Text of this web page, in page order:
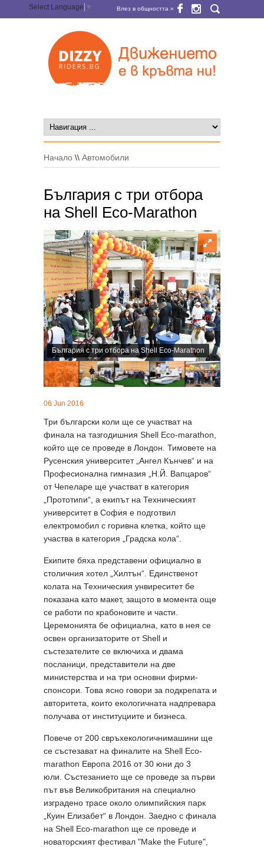
Select Language ▼ Влез в общността »
Начало \\ Автомобили
България с три отбора
на Shell Eco-Marathon
България с три отбора на Shell Eco-Marathon
06 Jun 2016
Три български коли ще се участват на
финала на тазгодишния Shell Eco-marathon,
който ще се проведе в Лондон. Тимовете на
Русенския университет „Ангел Кънчев“ и на
Професионална гимназия „Н.Й. Вапцаров“
от Чепеларе ще участват в категория
„Прототипи“, а екипът на Техническият
университет в София е подготвил
електромобил с горивна клетка, който ще
участва в категория „Градска кола“.
Екипите бяха представени официално в
столичния хотел „Хилтън“. Единственот
колата на Техническия унвиреситет бе
показана като макет, защото в момента още
се работи по крабоновите и части.
Церемонията бе официална, като в нея се
освен организаторите от Shell и
състезателите се включиха и двама
посланици, представители на две
министерства и на три основни фирми-
спонсори. Това ясно говори за подкрепата и
авторитета, които екологичната надпревара
получава от институциите и бизнеса.
Повече от 200 свръхекологичнимашини ще
се състезават на финалите на Shell Eco-
marathon Европа 2016 от 30 юни до 3
юли. Състезанието ще се проведе за първи
път във Великобритания на специално
изградено трасе около олимпийския парк
„Куин Елизабет“ в Лондон. Заедно с финала
на Shell Eco-marathon ще се проведе и
новаторският фестивал "Make the Future",